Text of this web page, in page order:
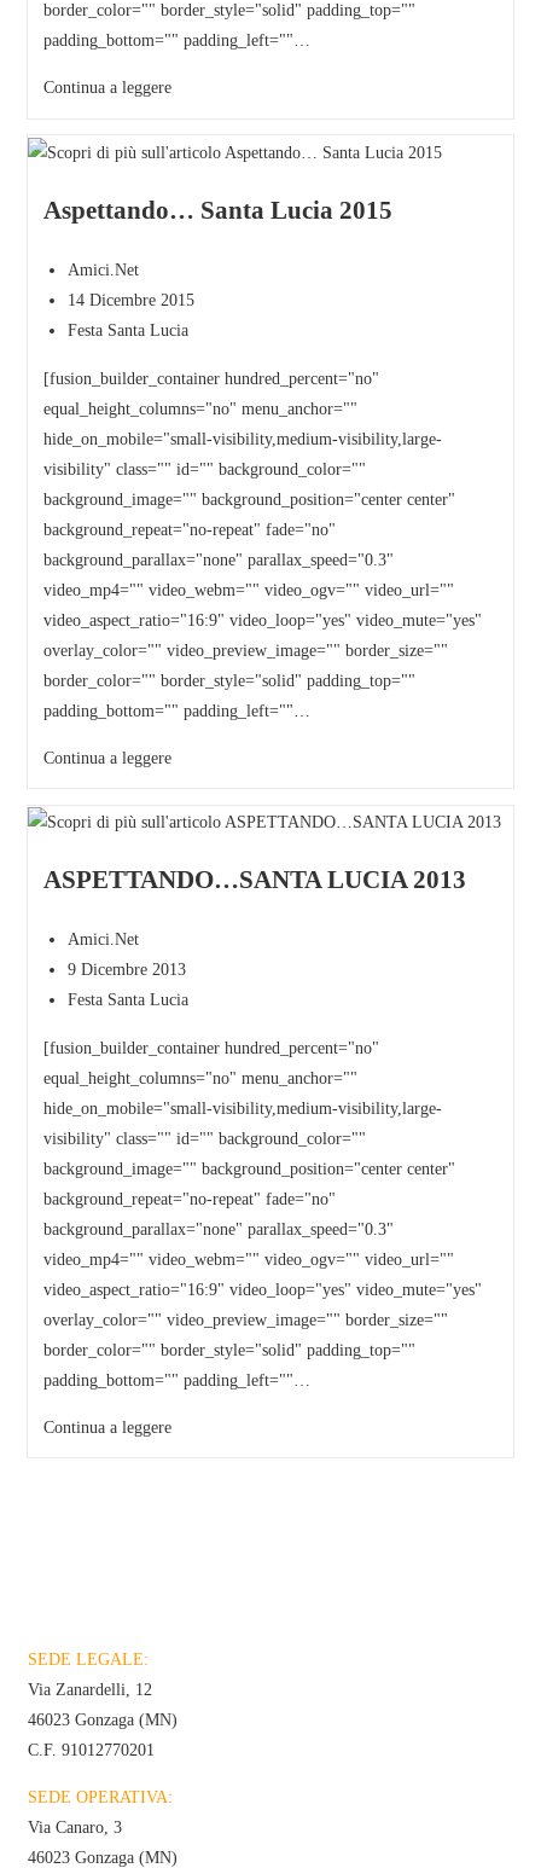
border_color="" border_style="solid" padding_top=""
padding_bottom="" padding_left=""…
Continua a leggere
Aspettando… Santa Lucia 2015
Amici.Net
14 Dicembre 2015
Festa Santa Lucia
[fusion_builder_container hundred_percent="no"
equal_height_columns="no" menu_anchor=""
hide_on_mobile="small-visibility,medium-visibility,large-
visibility" class="" id="" background_color=""
background_image="" background_position="center center"
background_repeat="no-repeat" fade="no"
background_parallax="none" parallax_speed="0.3"
video_mp4="" video_webm="" video_ogv="" video_url=""
video_aspect_ratio="16:9" video_loop="yes" video_mute="yes"
overlay_color="" video_preview_image="" border_size=""
border_color="" border_style="solid" padding_top=""
padding_bottom="" padding_left=""…
Continua a leggere
ASPETTANDO…SANTA LUCIA 2013
Amici.Net
9 Dicembre 2013
Festa Santa Lucia
[fusion_builder_container hundred_percent="no"
equal_height_columns="no" menu_anchor=""
hide_on_mobile="small-visibility,medium-visibility,large-
visibility" class="" id="" background_color=""
background_image="" background_position="center center"
background_repeat="no-repeat" fade="no"
background_parallax="none" parallax_speed="0.3"
video_mp4="" video_webm="" video_ogv="" video_url=""
video_aspect_ratio="16:9" video_loop="yes" video_mute="yes"
overlay_color="" video_preview_image="" border_size=""
border_color="" border_style="solid" padding_top=""
padding_bottom="" padding_left=""…
Continua a leggere
SEDE LEGALE:
Via Zanardelli, 12
46023 Gonzaga (MN)
C.F. 91012770201
SEDE OPERATIVA:
Via Canaro, 3
46023 Gonzaga (MN)